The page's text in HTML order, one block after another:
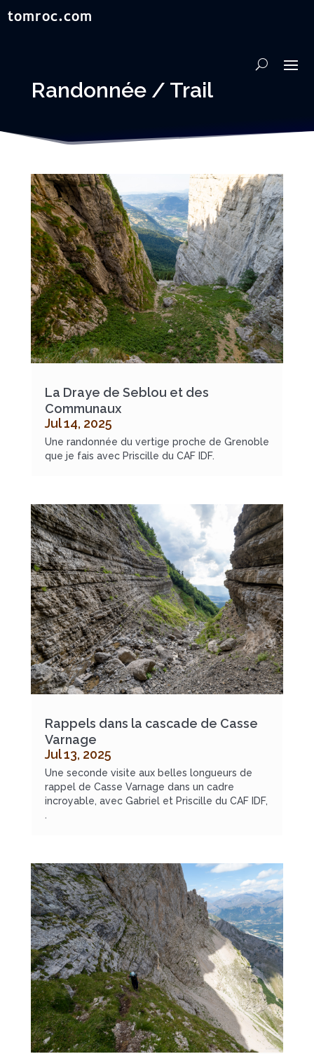
Randonnée / Trail
La Draye de Seblou et des
Communaux
Jul 14, 2025
Une randonnée du vertige proche de Grenoble
que je fais avec Priscille du CAF IDF.
Rappels dans la cascade de Casse
Varnage
Jul 13, 2025
Une seconde visite aux belles longueurs de
rappel de Casse Varnage dans un cadre
incroyable, avec Gabriel et Priscille du CAF IDF,
.